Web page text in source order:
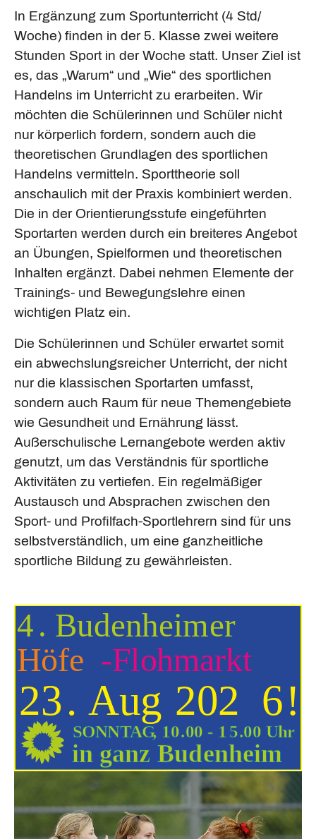
In Ergänzung zum Sportunterricht (4 Std/
Woche) finden in der 5. Klasse zwei weitere
Stunden Sport in der Woche statt. Unser Ziel ist
es, das „Warum“ und „Wie“ des sportlichen
Handelns im Unterricht zu erarbeiten. Wir
möchten die Schülerinnen und Schüler nicht
nur körperlich fordern, sondern auch die
theoretischen Grundlagen des sportlichen
Handelns vermitteln. Sporttheorie soll
anschaulich mit der Praxis kombiniert werden.
Die in der Orientierungsstufe eingeführten
Sportarten werden durch ein breiteres Angebot
an Übungen, Spielformen und theoretischen
Inhalten ergänzt. Dabei nehmen Elemente der
Trainings- und Bewegungslehre einen
wichtigen Platz ein.
Die Schülerinnen und Schüler erwartet somit
ein abwechslungsreicher Unterricht, der nicht
nur die klassischen Sportarten umfasst,
sondern auch Raum für neue Themengebiete
wie Gesundheit und Ernährung lässt.
Außerschulische Lernangebote werden aktiv
genutzt, um das Verständnis für sportliche
Aktivitäten zu vertiefen. Ein regelmäßiger
Austausch und Absprachen zwischen den
Sport- und Profilfach-Sportlehrern sind für uns
selbstverständlich, um eine ganzheitliche
sportliche Bildung zu gewährleisten.